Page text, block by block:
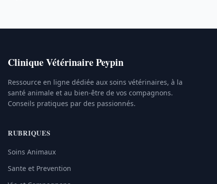
Clinique Vétérinaire Peypin
Ressource en ligne dédiée aux soins vétérinaires, à la
santé animale et au bien-être de vos compagnons.
Conseils pratiques par des passionnés.
RUBRIQUES
Soins Animaux
Sante et Prevention